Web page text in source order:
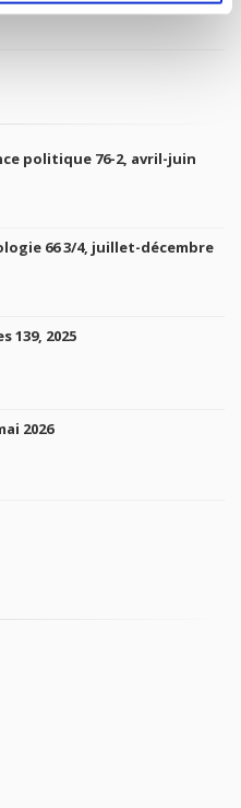
politique 76-2, avril-juin
66 3/4, juillet-décembre
139, 2025
2026